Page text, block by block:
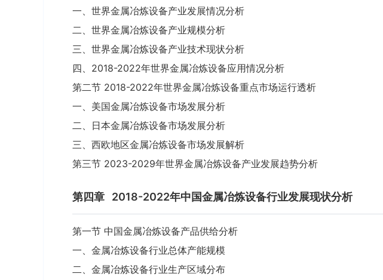
一、世界金属冶炼设备产业发展情况分析
二、世界金属冶炼设备产业规模分析
三、世界金属冶炼设备产业技术现状分析
四、2018-2022年世界金属冶炼设备应用情况分析
第二节 2018-2022年世界金属冶炼设备重点市场运行透析
一、美国金属冶炼设备市场发展分析
二、日本金属冶炼设备市场发展分析
三、西欧地区金属冶炼设备市场发展解析
第三节 2023-2029年世界金属冶炼设备产业发展趋势分析
第四章 2018-2022年中国金属冶炼设备行业发展现状分析
第一节 中国金属冶炼设备产品供给分析
一、金属冶炼设备行业总体产能规模
二、金属冶炼设备行业生产区域分布